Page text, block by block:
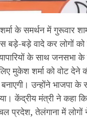
के समर्थन में गुरूवार
बड़े-बड़े वादे कर लोगों को
के साथ जनसभा के
मुकेश शर्मा को वोट देने
बनाएगी। उन्होंने भाजपा
केंद्रीय मंत्री ने कहा
प्रदेश, तेलंगाना में